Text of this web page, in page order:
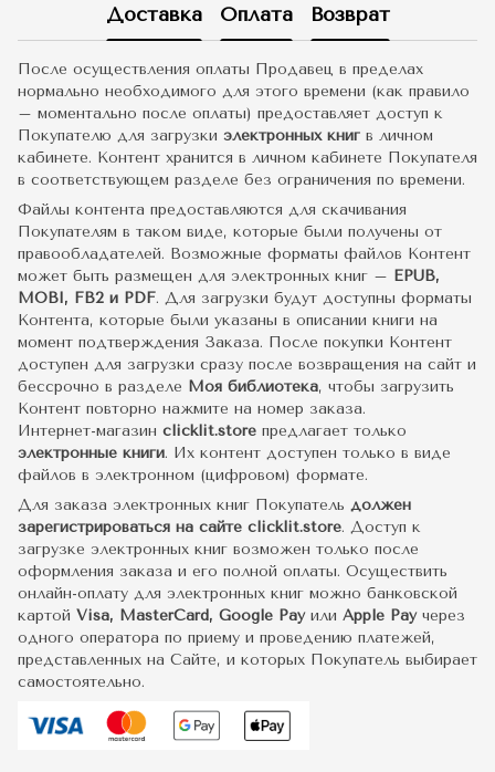
Доставка Оплата Возврат
После осуществления оплаты Продавец в пределах
нормально необходимого для этого времени (как правило
– моментально после оплаты) предоставляет доступ к
Покупателю для загрузки электронных книг в личном
кабинете. Контент хранится в личном кабинете Покупателя
в соответствующем разделе без ограничения по времени.
Файлы контента предоставляются для скачивания
Покупателям в таком виде, которые были получены от
правообладателей. Возможные форматы файлов Контент
может быть размещен для электронных книг – EPUB,
MOBI, FB2 и PDF. Для загрузки будут доступны форматы
Контента, которые были указаны в описании книги на
момент подтверждения Заказа. После покупки Контент
доступен для загрузки сразу после возвращения на сайт и
бессрочно в разделе Моя библиотека, чтобы загрузить
Контент повторно нажмите на номер заказа.
Интернет-магазин clicklit.store предлагает только
электронные книги. Их контент доступен только в виде
файлов в электронном (цифровом) формате.
Для заказа электронных книг Покупатель должен
зарегистрироваться на сайте clicklit.store. Доступ к
загрузке электронных книг возможен только после
оформления заказа и его полной оплаты. Осуществить
онлайн-оплату для электронных книг можно банковской
картой Visa, MasterCard, Google Pay или Apple Payчерез
одного оператора по приему и проведению платежей,
представленных на Сайте, и которых Покупатель выбирает
самостоятельно.